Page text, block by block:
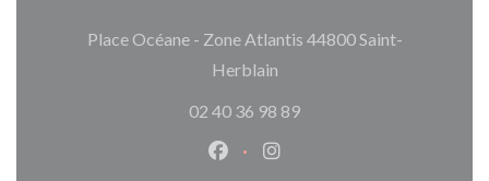
Place Océane - Zone Atlantis 44800 Saint-
Herblain((新しいウィンドウで開き
02 40 36 98 89
Facebook ((新しいウィンドウ
Instagram ((新しいウィ